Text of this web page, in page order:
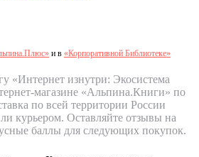
и в «Корпоративной Библиотеке»
«Интернет изнутри: Экосистема
магазине «Альпина.Книги» по
по всей территории России
курьером. Оставляйте отзывы на
баллы для следующих покупок.